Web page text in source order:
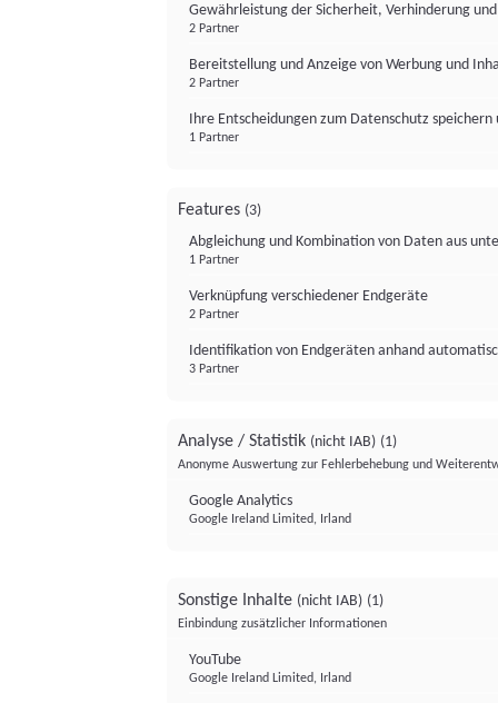
Gewährleistung der Sicherheit, Verhinderung
2 Partner
Bereitstellung und Anzeige von Werbung und
2 Partner
Ihre Entscheidungen zum Datenschutz
1 Partner
Features (3)
Abgleichung und Kombination von Daten aus
1 Partner
Verknüpfung verschiedener Endgeräte
2 Partner
Identifikation von Endgeräten anhand
3 Partner
Analyse / Statistik (nicht IAB) (1)
Anonyme Auswertung zur Fehlerbehebung und
Google Analytics
Google Ireland Limited, Irland
Sonstige Inhalte (nicht IAB) (1)
Einbindung zusätzlicher Informationen
YouTube
Google Ireland Limited, Irland